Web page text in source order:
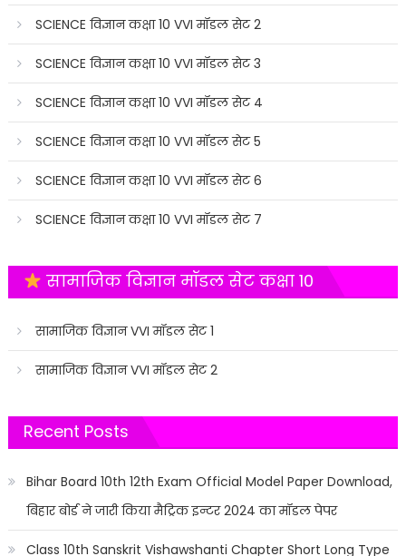
SCIENCE विज्ञान कक्षा 10 VVI मॉडल सेट 2
SCIENCE विज्ञान कक्षा 10 VVI मॉडल सेट 3
SCIENCE विज्ञान कक्षा 10 VVI मॉडल सेट 4
SCIENCE विज्ञान कक्षा 10 VVI मॉडल सेट 5
SCIENCE विज्ञान कक्षा 10 VVI मॉडल सेट 6
SCIENCE विज्ञान कक्षा 10 VVI मॉडल सेट 7
सामाजिक विज्ञान मॉडल सेट कक्षा 10
सामाजिक विज्ञान VVI मॉडल सेट 1
सामाजिक विज्ञान VVI मॉडल सेट 2
Recent Posts
Bihar Board 10th 12th Exam Official Model Paper Download,
बिहार बोर्ड ने जारी किया मैट्रिक इन्टर 2024 का मॉडल पेपर
Class 10th Sanskrit Vishawshanti Chapter Short Long Type